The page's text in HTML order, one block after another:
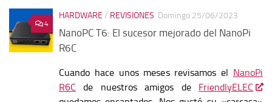
4
HARDWARE / REVISIONES Domingo 25/06/2023
NanoPC T6: El sucesor mejorado del NanoPi
R6C
Cuando hace unos meses revisamos el NanoPi
R6C de nuestros amigos de FriendlyELEC